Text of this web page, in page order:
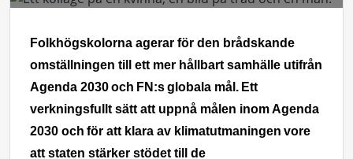
Folkhögskolorna agerar för den brådskande
omställningen till ett mer hållbart samhälle utifrån
Agenda 2030 och FN:s globala mål. Ett
verkningsfullt sätt att uppnå målen inom Agenda
2030 och för att klara av klimatutmaningen vore
att staten stärker stödet till de